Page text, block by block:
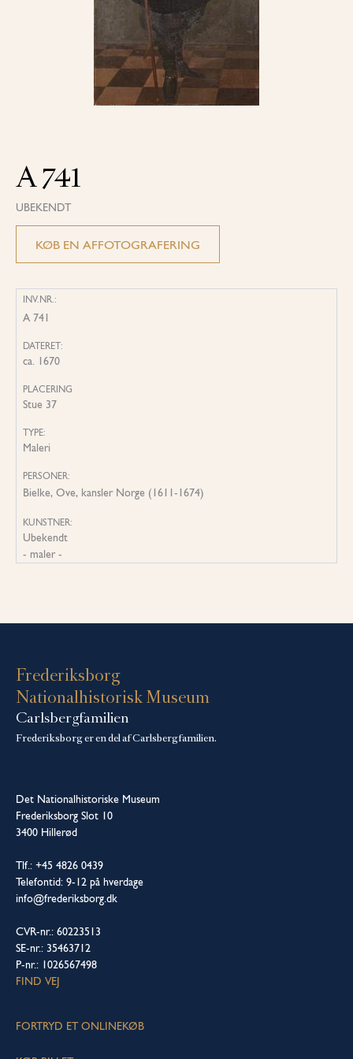
A 741
UBEKENDT
KØB EN AFFOTOGRAFERING
INV.NR.:
A 741
DATERET:
ca. 1670
PLACERING
Stue 37
TYPE:
Maleri
PERSONER:
Bielke, Ove, kansler Norge (1611-1674)
KUNSTNER:
Ubekendt
- maler -
Frederiksborg
Nationalhistorisk Museum
Carlsbergfamilien
Frederiksborg er en del af Carlsbergfamilien.
Det Nationalhistoriske Museum
Frederiksborg Slot 10
3400 Hillerød
Tlf.: +45 4826 0439
Telefontid: 9-12 på hverdage
info@frederiksborg.dk
CVR-nr.: 60223513
SE-nr.: 35463712
P-nr.: 1026567498
FIND VEJ
FORTRYD ET ONLINEKØB